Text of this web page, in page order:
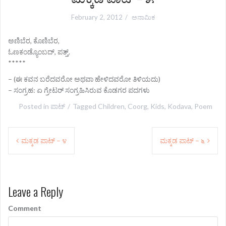
February 2, 2012 ಅನಾಮಿಕ
ಅಣಿಬೆರ, ಕೊಣಿಬೆರ,
ಓಣಕಂಡ್ಯೊಂಬದ್, ಪತ್ತ್.
*****
– (ಈ ಕವನ ಬರೆದವರೋ ಅಥವಾ ಹೇಳಿದವರೋ ತಿಳಿಯದು)
– ಸಂಗ್ರಹ: ಏ ಗ್ರೇಟರ್‍ ಸಂಗ್ರಹಿಸಿರುವ ಕೊಡಗರ ಪದಗಳು
Posted in ಪಾಟ್ Tagged Children, Coorg, Kids, Kodava, Poem
t
n
ಮಕ್ಕಡ ಪಾಟ್ – ೪ ಮಕ್ಕಡ ಪಾಟ್ – ೬
Leave a Reply
Comment